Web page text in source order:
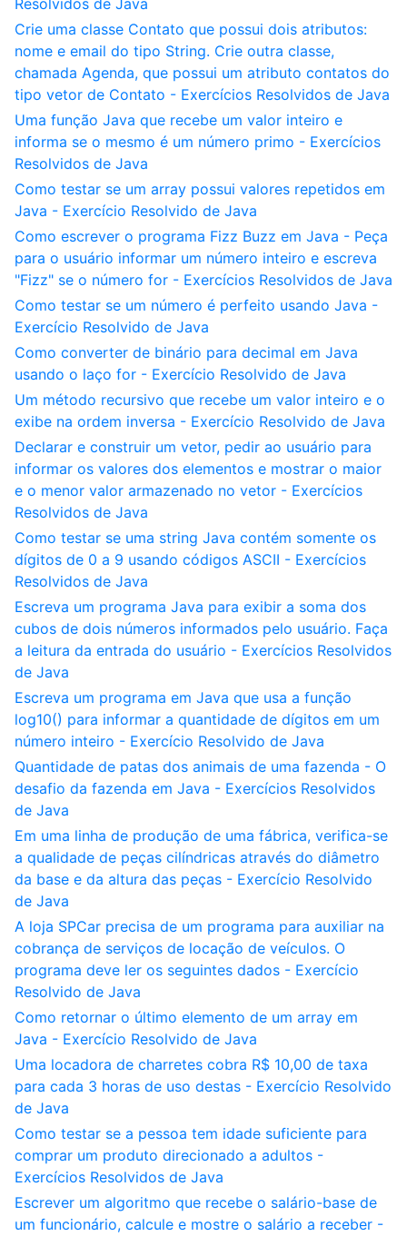
Resolvidos de Java
Crie uma classe Contato que possui dois atributos:
nome e email do tipo String. Crie outra classe,
chamada Agenda, que possui um atributo contatos do
tipo vetor de Contato - Exercícios Resolvidos de Java
Uma função Java que recebe um valor inteiro e
informa se o mesmo é um número primo - Exercícios
Resolvidos de Java
Como testar se um array possui valores repetidos em
Java - Exercício Resolvido de Java
Como escrever o programa Fizz Buzz em Java - Peça
para o usuário informar um número inteiro e escreva
"Fizz" se o número for - Exercícios Resolvidos de Java
Como testar se um número é perfeito usando Java -
Exercício Resolvido de Java
Como converter de binário para decimal em Java
usando o laço for - Exercício Resolvido de Java
Um método recursivo que recebe um valor inteiro e o
exibe na ordem inversa - Exercício Resolvido de Java
Declarar e construir um vetor, pedir ao usuário para
informar os valores dos elementos e mostrar o maior
e o menor valor armazenado no vetor - Exercícios
Resolvidos de Java
Como testar se uma string Java contém somente os
dígitos de 0 a 9 usando códigos ASCII - Exercícios
Resolvidos de Java
Escreva um programa Java para exibir a soma dos
cubos de dois números informados pelo usuário. Faça
a leitura da entrada do usuário - Exercícios Resolvidos
de Java
Escreva um programa em Java que usa a função
log10() para informar a quantidade de dígitos em um
número inteiro - Exercício Resolvido de Java
Quantidade de patas dos animais de uma fazenda - O
desafio da fazenda em Java - Exercícios Resolvidos
de Java
Em uma linha de produção de uma fábrica, verifica-se
a qualidade de peças cilíndricas através do diâmetro
da base e da altura das peças - Exercício Resolvido
de Java
A loja SPCar precisa de um programa para auxiliar na
cobrança de serviços de locação de veículos. O
programa deve ler os seguintes dados - Exercício
Resolvido de Java
Como retornar o último elemento de um array em
Java - Exercício Resolvido de Java
Uma locadora de charretes cobra R$ 10,00 de taxa
para cada 3 horas de uso destas - Exercício Resolvido
de Java
Como testar se a pessoa tem idade suficiente para
comprar um produto direcionado a adultos -
Exercícios Resolvidos de Java
Escrever um algoritmo que recebe o salário-base de
um funcionário, calcule e mostre o salário a receber -